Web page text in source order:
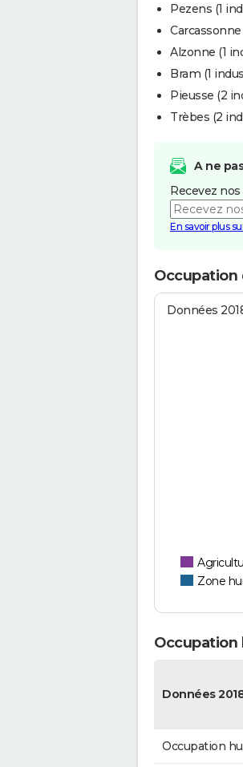
Pezens (1
Alzonne (1
Bram (1
Pieusse (2
Trèbes (2
A ne
Recevez
En savoir plus
Occupation
Données
Zone
Occupation
Données
Occupation